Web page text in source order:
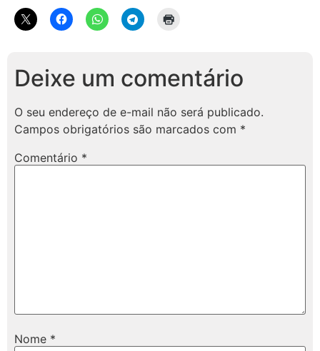
Deixe um comentário
O seu endereço de e-mail não será publicado.
Campos obrigatórios são marcados com *
Comentário *
Nome *